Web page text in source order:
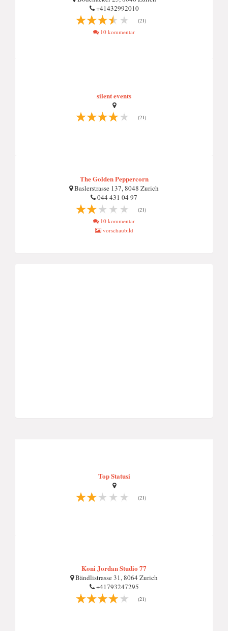
+41432992010
(21)
10 kommentar
silent events
(21)
The Golden Peppercorn
Baslerstrasse 137, 8048 Zurich
044 431 04 97
(21)
10 kommentar
vorschaubild
Top Statusi
(21)
Koni Jordan Studio 77
Bändlistrasse 31, 8064 Zurich
+41793247295
(21)